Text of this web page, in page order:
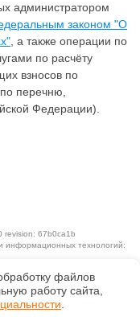
администратором
законом "О
, а также операции по
по расчёту
взносов по
перечню,
Федерации).
revision: 67b0ca1b
информационных технологий:
АО «Кодекс».
данных
файлов
работу сайта,